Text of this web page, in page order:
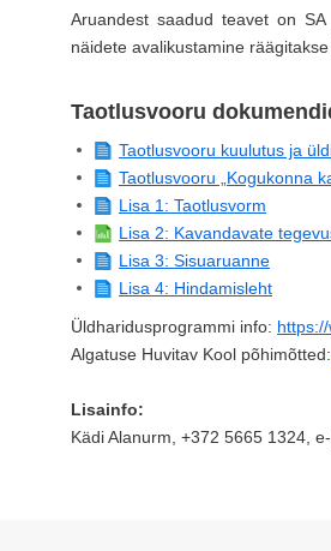
Aruandest saadud teavet on
näidete avalikustamine
Taotlusvooru
Taotlusvooru kuulutus ja
Taotlusvooru „Kogukonna
Lisa 1: Taotlusvorm
Lisa 2: Kavandavate
Lisa 3: Sisuaruanne
Lisa 4: Hindamisleht
Üldharidusprogrammi info:
Algatuse Huvitav Kool põhimõtted:
Lisainfo:
Kädi Alanurm, +372 5665 1324,